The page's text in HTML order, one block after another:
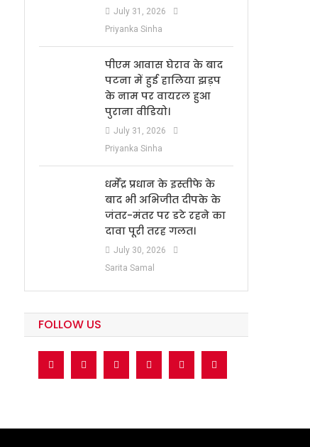
July 31, 2026
Priyanka Sinha
पीएम आवास घेराव के बाद
पटना में हुई हालिया झड़प
के नाम पर वायरल हुआ
पुराना वीडियो।
July 31, 2026
Priyanka Sinha
धर्मेंद्र प्रधान के इस्तीफे के
बाद भी अभिजीत दीपके के
जंतर-मंतर पर डटे रहने का
दावा पूरी तरह गलत।
July 30, 2026
Sarita Samal
FOLLOW US